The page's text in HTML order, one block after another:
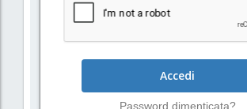
Accedi
Password dimenticata?